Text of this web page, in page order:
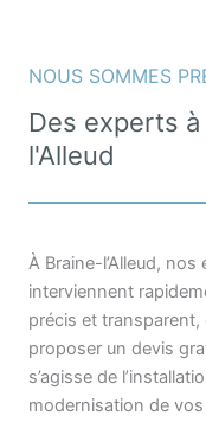
NOUS SOMMES
Des experts
l'Alleud
À Braine-l’Alleud,
interviennent
précis et
proposer un devis
s’agisse de
modernisation de